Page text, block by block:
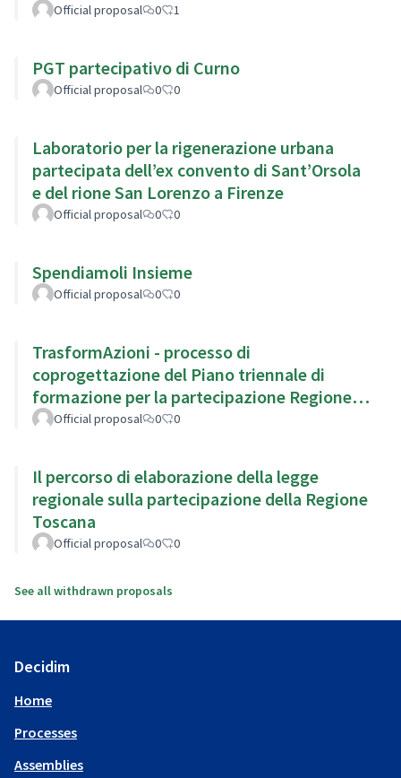
Official proposal 0 1
PGT partecipativo di Curno
Official proposal 0 0
Laboratorio per la rigenerazione urbana
partecipata dell’ex convento di Sant’Orsola
e del rione San Lorenzo a Firenze
Official proposal 0 0
Spendiamoli Insieme
Official proposal 0 0
TrasformAzioni - processo di
coprogettazione del Piano triennale di
formazione per la partecipazione Regione
Emilia Romagna
Official proposal 0 0
Il percorso di elaborazione della legge
regionale sulla partecipazione della Regione
Toscana
Official proposal 0 0
See all withdrawn proposals
Decidim
Home
Processes
Assemblies